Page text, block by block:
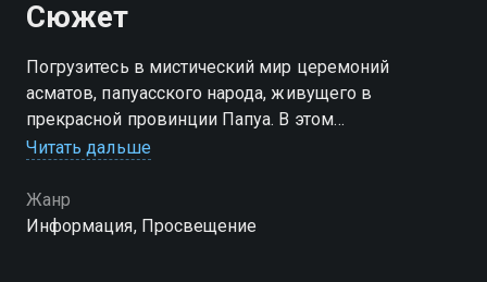
Сюжет
Погрузитесь в мистический мир церемоний
асматов, папуасского народа, живущего в
прекрасной провинции Папуа. В этом
захватывающем документальном фильме вы
передающих богатую культуру и традиции этого
народа
Читать дальше
Жанр
Информация, Просвещение